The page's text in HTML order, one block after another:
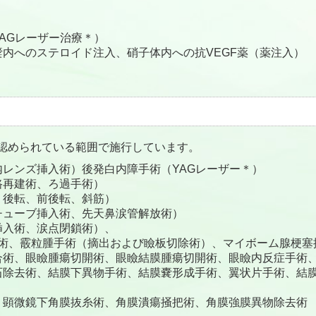
レーザー治療＊）
へのステロイド注入、硝子体内への抗VEGF薬（薬注入）
られている範囲で施行しています。
ンズ挿入術）後発白内障手術（YAGレーザー＊）
建術、ろ過手術）
転、前後転、斜筋）
ーブ挿入術、先天鼻涙管解放術）
術、涙点閉鎖術）、
、霰粒腫手術（摘出および瞼板切除術）、マイボーム腺梗
、眼瞼腫瘍切開術、眼瞼結膜腫瘍切開術、眼瞼内反症手術
去術、結膜下異物手術、結膜嚢形成手術、翼状片手術、結
微鏡下角膜抜糸術、角膜潰瘍掻把術、角膜強膜異物除去術